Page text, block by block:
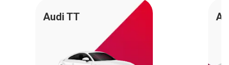
Audi TT